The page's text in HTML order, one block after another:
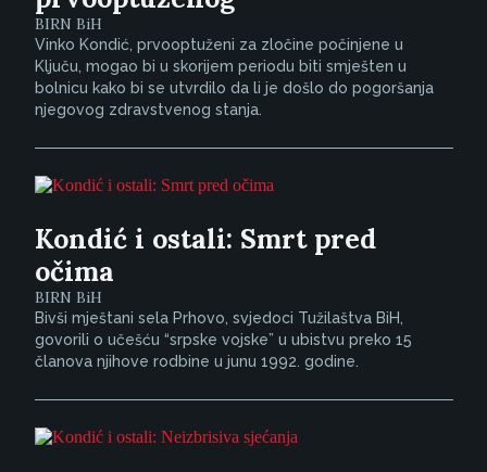
BIRN BiH
Vinko Kondić, prvooptuženi za zločine počinjene u
Ključu, mogao bi u skorijem periodu biti smješten u
bolnicu kako bi se utvrdilo da li je došlo do pogoršanja
njegovog zdravstvenog stanja.
Kondić i ostali: Smrt pred
očima
BIRN BiH
Bivši mještani sela Prhovo, svjedoci Tužilaštva BiH,
govorili o učešću “srpske vojske” u ubistvu preko 15
članova njihove rodbine u junu 1992. godine.